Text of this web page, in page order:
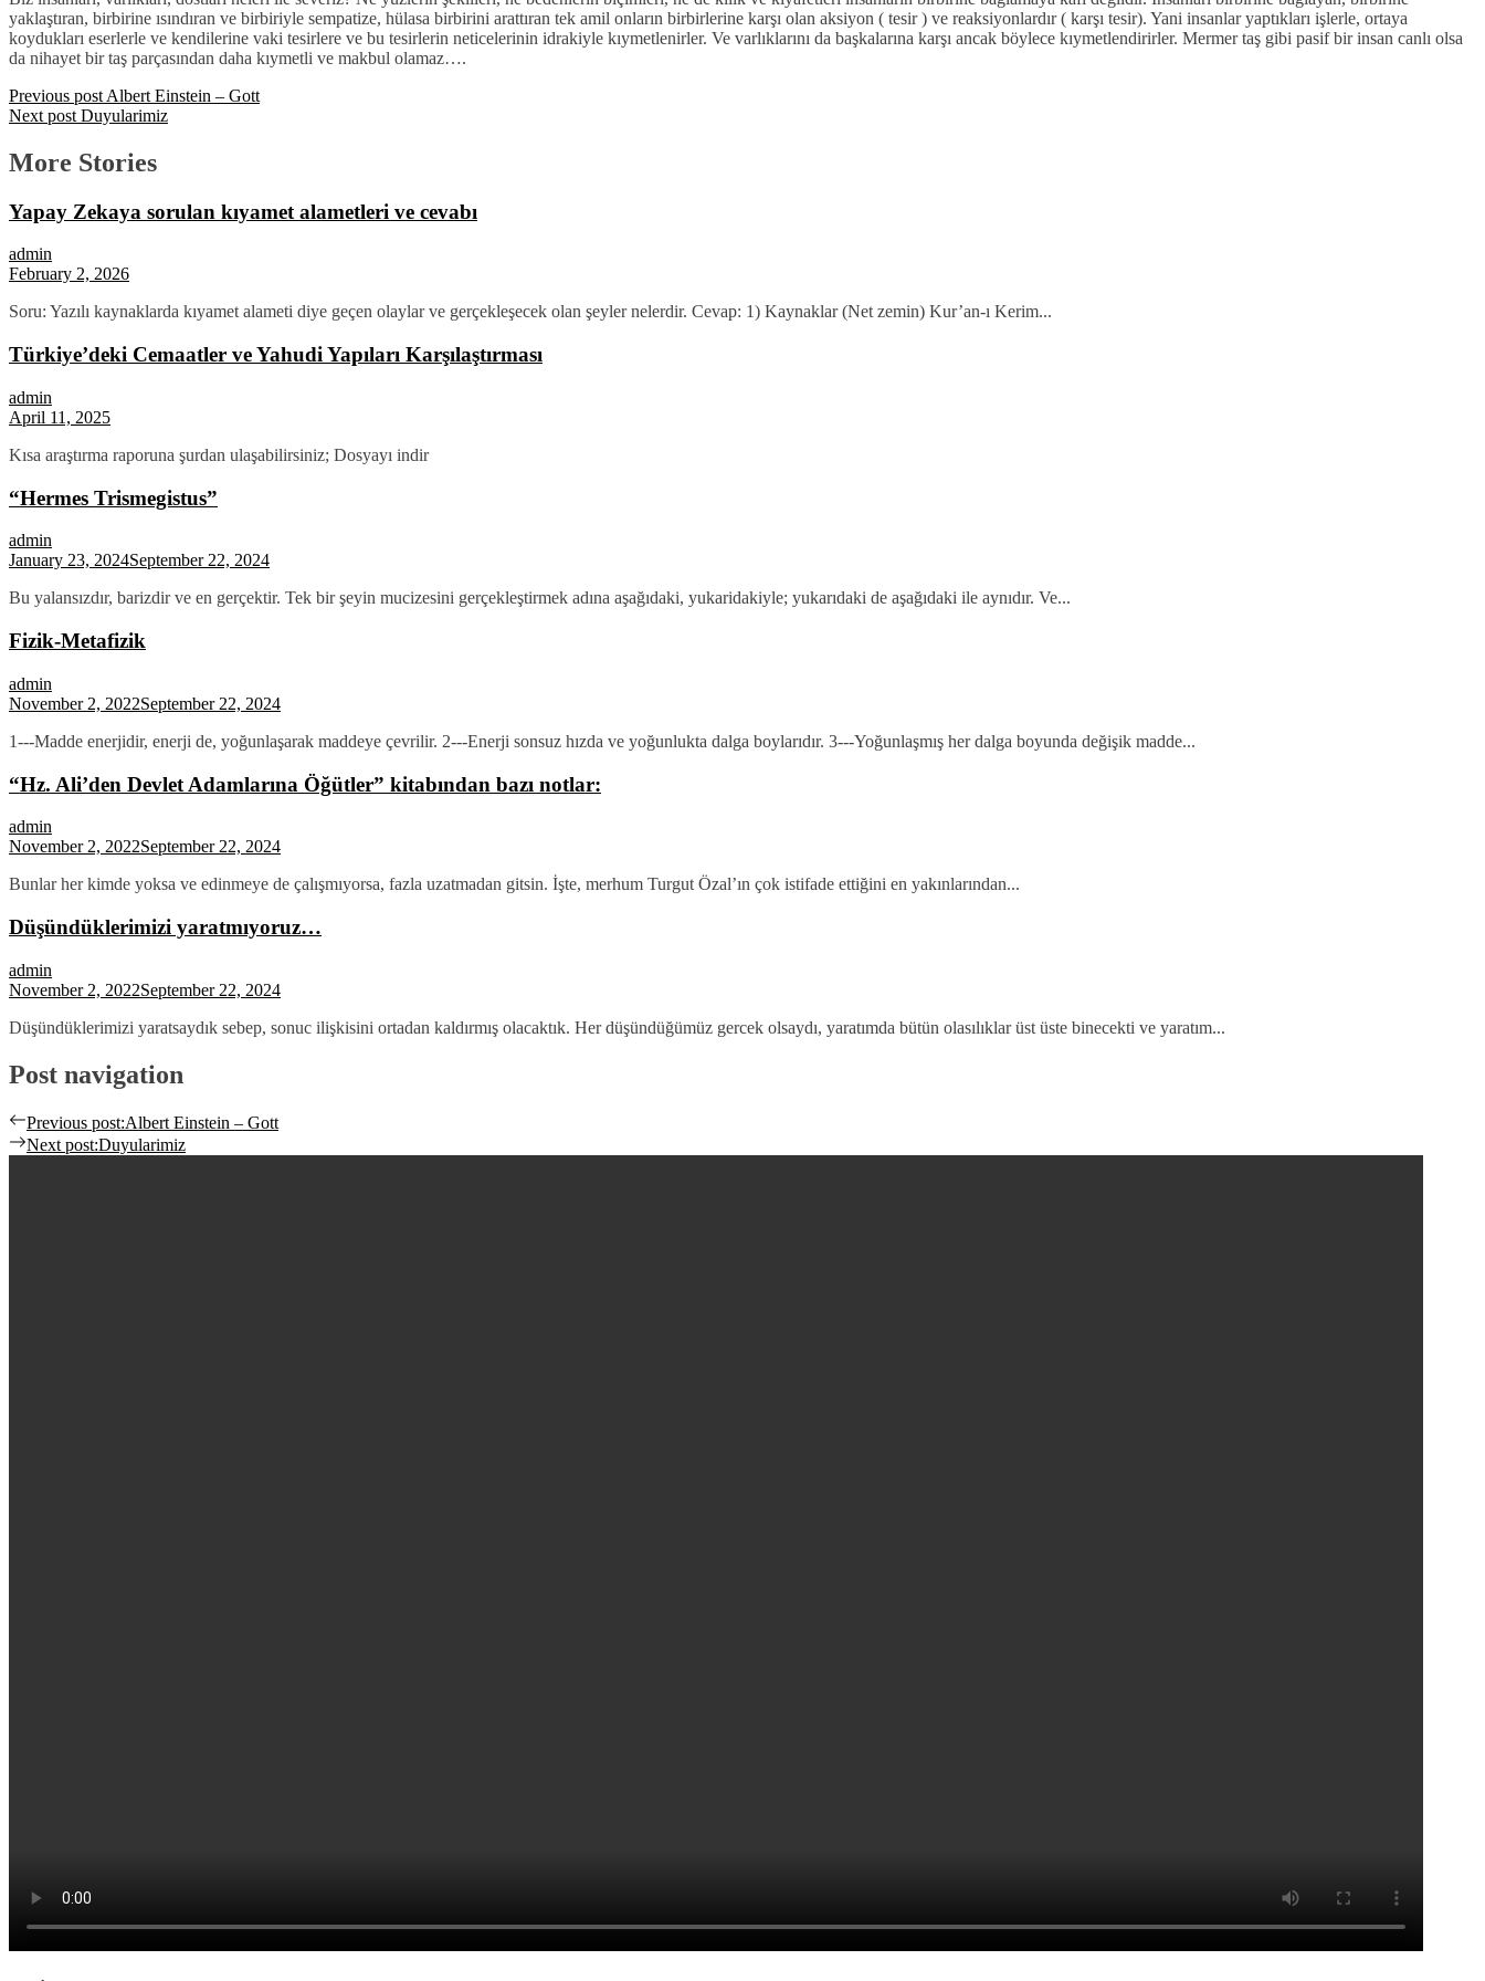
yaklaştıran, birbirine ısındıran ve birbiriyle sempatize, hülasa birbirini arattıran tek amil onların birbirlerine karşı olan aksiyon ( tesir ) ve reaksiyonlardır ( karşı tesir). Yani insanlar yaptıkları işlerle, ortaya
koydukları eserlerle ve kendilerine vaki tesirlere ve bu tesirlerin neticelerinin idrakiyle kıymetlenirler. Ve varlıklarını da başkalarına karşı ancak böylece kıymetlendirirler. Mermer taş gibi pasif bir insan canlı olsa
da nihayet bir taş parçasından daha kıymetli ve makbul olamaz….
Previous post Albert Einstein – Gott
Next post Duyularimiz
More Stories
Yapay Zekaya sorulan kıyamet alametleri ve cevabı
admin
February 2, 2026
Soru: Yazılı kaynaklarda kıyamet alameti diye geçen olaylar ve gerçekleşecek olan şeyler nelerdir. Cevap: 1) Kaynaklar (Net zemin) Kur’an-ı Kerim...
Türkiye’deki Cemaatler ve Yahudi Yapıları Karşılaştırması
admin
April 11, 2025
Kısa araştırma raporuna şurdan ulaşabilirsiniz; Dosyayı indir
“Hermes Trismegistus”
admin
January 23, 2024September 22, 2024
Bu yalansızdır, barizdir ve en gerçektir. Tek bir şeyin mucizesini gerçekleştirmek adına aşağıdaki, yukaridakiyle; yukarıdaki de aşağıdaki ile aynıdır. Ve...
Fizik-Metafizik
admin
November 2, 2022September 22, 2024
1---Madde enerjidir, enerji de, yoğunlaşarak maddeye çevrilir. 2---Enerji sonsuz hızda ve yoğunlukta dalga boylarıdır. 3---Yoğunlaşmış her dalga boyunda değişik madde...
“Hz. Ali’den Devlet Adamlarına Öğütler” kitabından bazı notlar:
admin
November 2, 2022September 22, 2024
Bunlar her kimde yoksa ve edinmeye de çalışmıyorsa, fazla uzatmadan gitsin. İşte, merhum Turgut Özal’ın çok istifade ettiğini en yakınlarından...
Düşündüklerimizi yaratmıyoruz…
admin
November 2, 2022September 22, 2024
Düşündüklerimizi yaratsaydık sebep, sonuc ilişkisini ortadan kaldırmış olacaktık. Her düşündüğümüz gercek olsaydı, yaratımda bütün olasılıklar üst üste binecekti ve yaratım...
Post navigation
Previous post:Albert Einstein – Gott
Next post:Duyularimiz